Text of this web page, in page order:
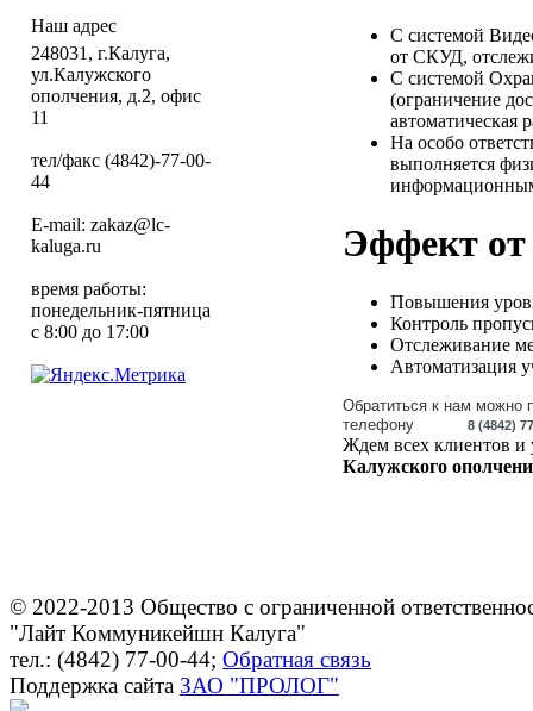
Наш адрес
248031, г.Калуга,
ул.Калужского
ополчения, д.2, офис
11
тел/факс (4842)-77-00-
44
E-mail: zakaz@lc-
kaluga.ru
время работы:
понедельник-пятница
с 8:00 до 17:00
С системой
от СКУД,
С системой
(ограничение
автоматическая
На особо
выполняется
Эффект
Повышения
Контроль
Отслеживание
Автоматизация
Обратиться к нам можно
телефону
8 (4842)
Ждем всех клиентов и
Калужского
© 2022-2013 Общество с ограниченной
"Лайт Коммуникейшн Калуга"
тел.: (4842) 77-00-44; Обратная связь
Поддержка сайта ЗАО "ПРОЛОГ"